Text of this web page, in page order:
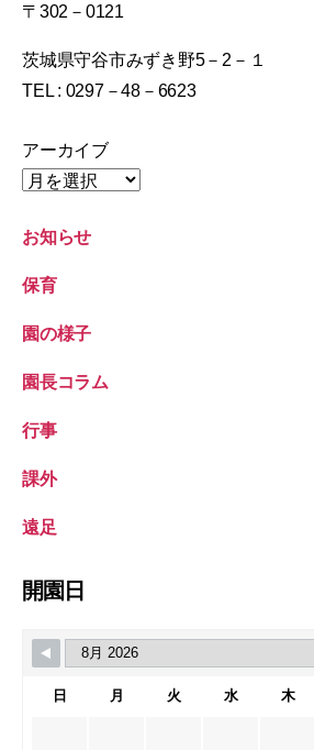
〒302－0121
茨城県守谷市みずき野5－2－１
TEL : 0297－48－6623
アーカイブ
お知らせ
保育
園の様子
園長コラム
行事
課外
遠足
開園日
日 月 火 水 木